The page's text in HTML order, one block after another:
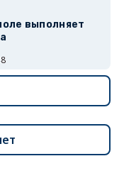
выполняет